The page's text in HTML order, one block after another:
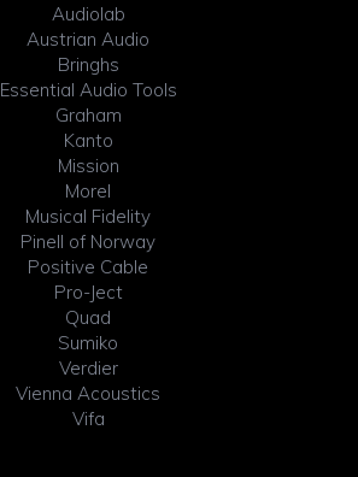
Audiolab
Austrian Audio
Bringhs
Essential Audio Tools
Graham
Kanto
Mission
Morel
Musical Fidelity
Pinell of Norway
Positive Cable
Pro-Ject
Quad
Sumiko
Verdier
Vienna Acoustics
Vifa